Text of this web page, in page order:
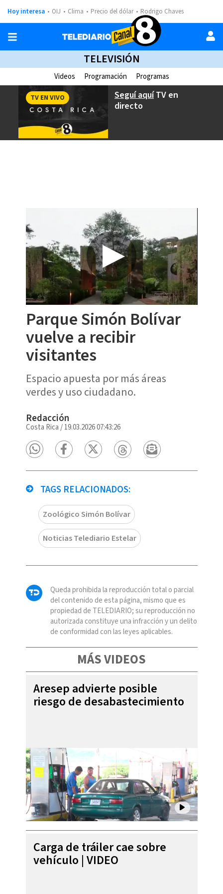
Hoy interesa OIJ Clima Precio del dólar Rodrigo Chaves
TELEVISIÓN
Videos Programación Programas
Seguí aquíTV en
directo
TV EN VIVO
Parque Simón Bolívar
vuelve a recibir
visitantes
Espacio apuesta por más áreas
verdes y uso ciudadano.
Redacción
Costa Rica /19.03.2026 07:43:26
TAGS RELACIONADOS:
Zoológico Simón Bolívar
Noticias Telediario Estelar
Queda prohibida la reproducción total o parcial
del contenido de esta página, mismo que es
propiedad de TELEDIARIO; su reproducción no
autorizada constituye una infracción y un delito
de conformidad con las leyes aplicables.
MÁS VIDEOS
Aresep advierte posible
riesgo de desabastecimiento
Carga de tráiler cae sobre
vehículo | VIDEO